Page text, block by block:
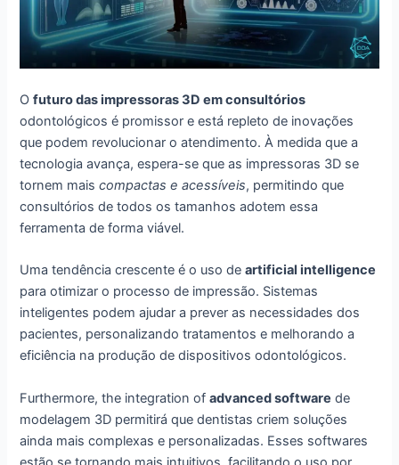
Ofuturo das impressoras 3D em consultórios
odontológicos é promissor e está repleto de inovações
que podem revolucionar o atendimento. À medida que a
tecnologia avança, espera-se que as impressoras 3D se
tornem maiscompactas e acessíveis, permitindo que
consultórios de todos os tamanhos adotem essa
ferramenta de forma viável.
Uma tendência crescente é o uso deartificial intelligence
para otimizar o processo de impressão. Sistemas
inteligentes podem ajudar a prever as necessidades dos
pacientes, personalizando tratamentos e melhorando a
eficiência na produção de dispositivos odontológicos.
Furthermore, the integration ofadvanced software de
modelagem 3D permitirá que dentistas criem soluções
ainda mais complexas e personalizadas. Esses softwares